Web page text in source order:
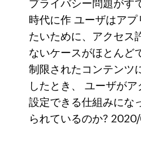
時代に作 ユーザはア
たいために、アクセス
ないケースがほとんど
制限されたコンテンツ
したとき、 ユーザが
設定できる仕組みにな
られているのか?